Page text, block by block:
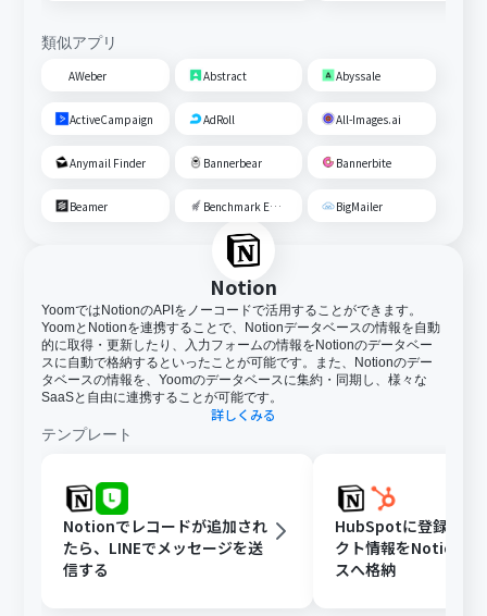
類似アプリ
AWeber Abstract Abyssale
ActiveCampaign AdRoll All-Images.ai
Anymail Finder Bannerbear Bannerbite
Beamer Benchmark Email BigMailer
Notion
YoomではNotionのAPIをノーコードで活用することができます。
YoomとNotionを連携することで、Notionデータベースの情報を自動
的に取得・更新したり、入力フォームの情報をNotionのデータベー
スに自動で格納するといったことが可能です。また、Notionのデー
タベースの情報を、Yoomのデータベースに集約・同期し、様々な
SaaSと自由に連携することが可能です。
詳しくみる
テンプレート
Notionでレコードが追加され
たら、LINEでメッセージを送
信する
HubSpotに登録され
クト情報をNotionデ
スへ格納